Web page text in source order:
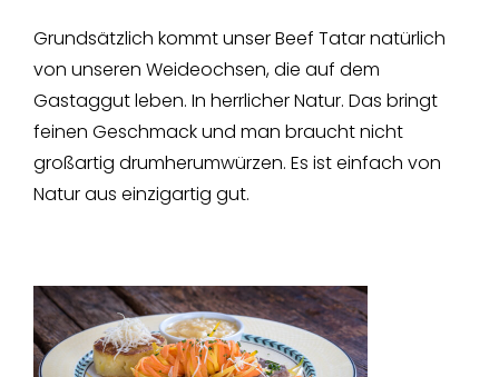
Grundsätzlich kommt unser Beef Tatar natürlich
von unseren Weideochsen, die auf dem
Gastaggut leben. In herrlicher Natur. Das bringt
feinen Geschmack und man braucht nicht
großartig drumherumwürzen. Es ist einfach von
Natur aus einzigartig gut.